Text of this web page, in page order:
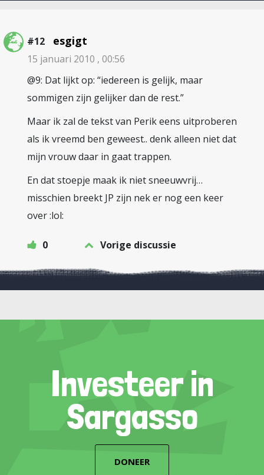
#12 esgigt
15 januari 2010 , 00:56
@9: Dat lijkt op: “iedereen is gelijk, maar
sommigen zijn gelijker dan de rest.”
Maar ik zal de tekst van Perik eens uitproberen
als ik vreemd ben geweest.. denk alleen niet dat
mijn vrouw daar in gaat trappen.
En dat stoepje maak ik niet sneeuwvrij…
misschien breekt JP zijn nek er nog een keer
over :lol:
0 Vorige discussie
Investeer in
Sargasso
DONEER